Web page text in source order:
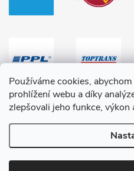
Používáme cookies,
prohlížení webu a díky
zlepšovali jeho funkce, výkon